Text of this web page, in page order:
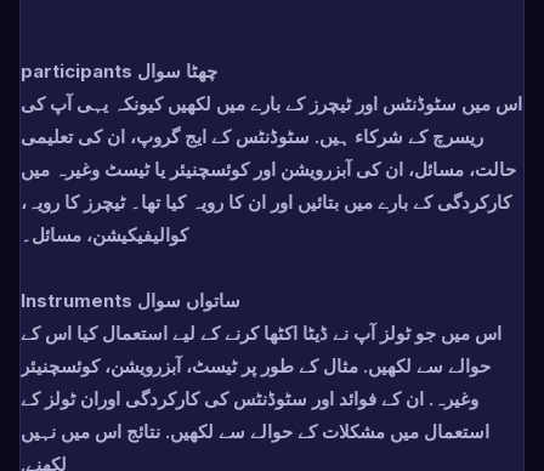
چھٹا سوال participants
اس میں سٹوڈنٹس اور ٹیچرز کے بارے میں لکھیں کیونکہ یہی آپ کی
ریسرچ کے شرکاء ہیں. سٹوڈنٹس کے ایج گروپ، ان کی تعلیمی
حالت، مسائل، ان کی آبزرویشن اور کوئسچنیئر یا ٹیسٹ وغیرہ میں
کارکردگی کے بارے میں بتائیں اور ان کا رویہ کیا تھا۔ ٹیچرز کا رویہ،
کوالیفیکیشن، مسائل۔
ساتواں سوال Instruments
اس میں جو ٹولز آپ نے ڈیٹا اکٹھا کرنے کے لیے استعمال کیا اس کے
حوالے سے لکھیں. مثال کے طور پر ٹیسٹ، آبزرویشن، کوئسچنیئر
وغیرہ. ان کے فوائد اور سٹوڈنٹس کی کارکردگی اوران ٹولز کے
استعمال میں مشکلات کے حوالے سے لکھیں. نتائج اس میں نہیں
لکھنے.